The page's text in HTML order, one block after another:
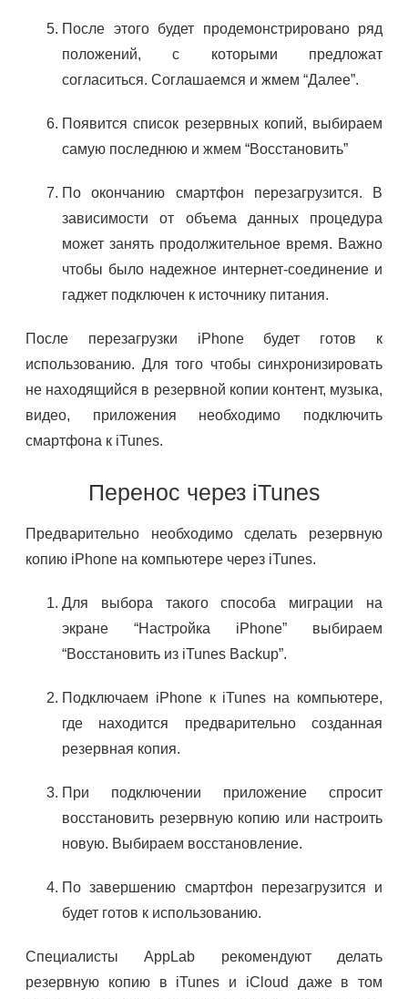
После этого будет продемонстрировано ряд
положений, с которыми предложат
согласиться. Соглашаемся и жмем “Далее”.
Появится список резервных копий, выбираем
самую последнюю и жмем “Восстановить”
По окончанию смартфон перезагрузится. В
зависимости от объема данных процедура
может занять продолжительное время. Важно
чтобы было надежное интернет-соединение и
гаджет подключен к источнику питания.
После перезагрузки iPhone будет готов к
использованию. Для того чтобы синхронизировать
не находящийся в резервной копии контент, музыка,
видео, приложения необходимо подключить
смартфона к iTunes.
Перенос через iTunes
Предварительно необходимо сделать резервную
копию iPhone на компьютере через iTunes.
Для выбора такого способа миграции на
экране “Настройка iPhone” выбираем
“Восстановить из iTunes Backup”.
Подключаем iPhone к iTunes на компьютере,
где находится предварительно созданная
резервная копия.
При подключении приложение спросит
восстановить резервную копию или настроить
новую. Выбираем восстановление.
По завершению смартфон перезагрузится и
будет готов к использованию.
Специалисты AppLab рекомендуют делать
резервную копию в iTunes и iCloud даже в том